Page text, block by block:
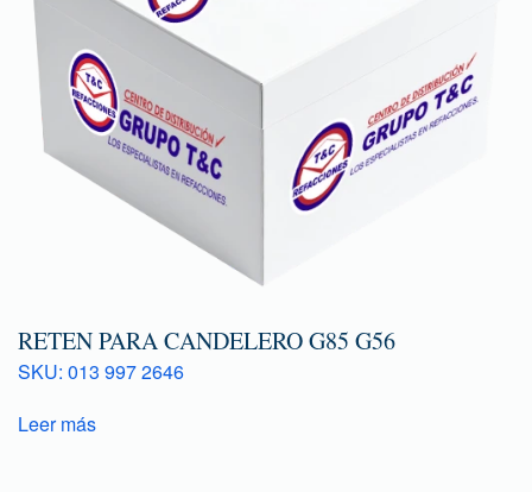
RETEN PARA CANDELERO G85 G56
SKU: 013 997 2646
Leer más